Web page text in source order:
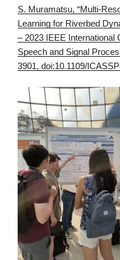
S. Muramatsu, “Multi-
Learning for Riverbed
– 2023 IEEE International
Speech and Signal
3901, doi:10.1109/